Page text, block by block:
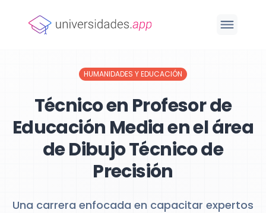
HUMANIDADES Y EDUCACIÓN
Técnico en Profesor de
Educación Media en el área
de Dibujo Técnico de
Precisión
Una carrera enfocada en capacitar expertos